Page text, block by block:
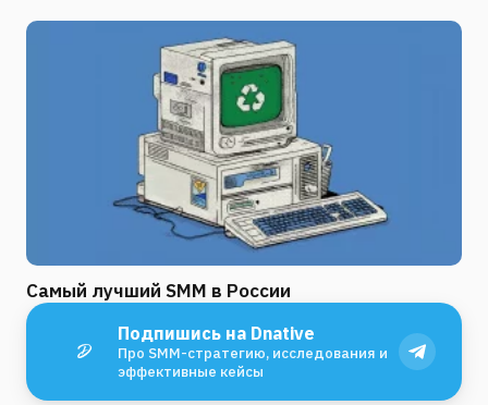
Самый лучший SMM в России
Подпишись на Dnative
Про SMM-стратегию, исследования и
эффективные кейсы